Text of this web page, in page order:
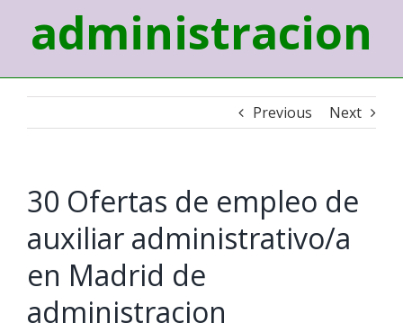
administracion
Previous Next
30 Ofertas de empleo de
auxiliar administrativo/a
en Madrid de
administracion